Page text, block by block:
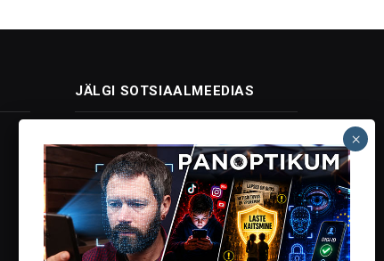
JÄLGI SOTSIAALMEEDIAS
Facebook
X
(Twitter)
InstagramYouTubeTelegram